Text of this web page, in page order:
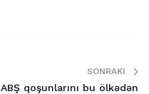
SONRAKI
ABŞ qoşunlarını bu ölkədən